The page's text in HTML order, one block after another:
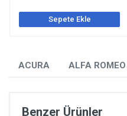
ACURA ALFA ROMEO
Benzer Ürünler
Sepete Ekle